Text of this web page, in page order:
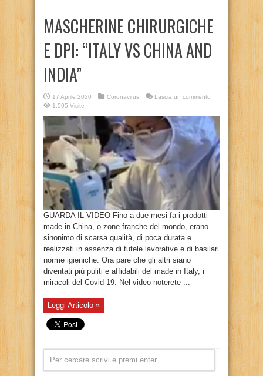
MASCHERINE CHIRURGICHE
E DPI: “ITALY VS CHINA AND
INDIA”
17 Aprile 2020 Coronavirus
Lascia un commento
1,505 Visite
GUARDA IL VIDEO Fino a due mesi fa i prodotti
made in China, o zone franche del mondo, erano
sinonimo di scarsa qualità, di poca durata e
realizzati in assenza di tutele lavorative e di basilari
norme igieniche. Ora pare che gli altri siano
diventati più puliti e affidabili del made in Italy, i
miracoli del Covid-19. Nel video noterete ...
Leggi Articolo »